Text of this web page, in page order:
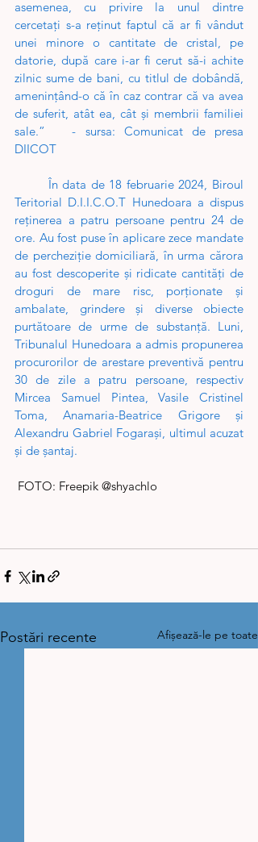
asemenea, cu privire la unul dintre
cercetați s-a reținut faptul că ar fi vândut
unei minore o cantitate de cristal, pe
datorie, după care i-ar fi cerut să-i achite
zilnic sume de bani, cu titlul de dobândă,
amenințând-o că în caz contrar că va avea
de suferit, atât ea, cât și membrii familiei
sale.”   - sursa: Comunicat de presa
DIICOT
În data de 18 februarie 2024, Biroul
Teritorial D.I.I.C.O.T Hunedoara a dispus
reținerea a patru persoane pentru 24 de
ore. Au fost puse în aplicare zece mandate
de percheziție domiciliară, în urma cărora
au fost descoperite și ridicate cantități de
droguri de mare risc, porționate și
ambalate, grindere şi diverse obiecte
purtătoare de urme de substanță. Luni,
Tribunalul Hunedoara a admis propunerea
procurorilor de arestare preventivă pentru
30 de zile a patru persoane, respectiv
Mircea Samuel Pintea, Vasile Cristinel
Toma, Anamaria-Beatrice Grigore şi
Alexandru Gabriel Fogarași, ultimul acuzat
şi de şantaj.
FOTO: Freepik @shyachlo
Postări recente Afișează-le pe toate